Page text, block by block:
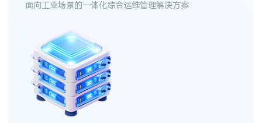
面向工业场景的一体化综合运维管理解决方案